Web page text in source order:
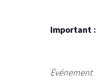
Important :
Événement